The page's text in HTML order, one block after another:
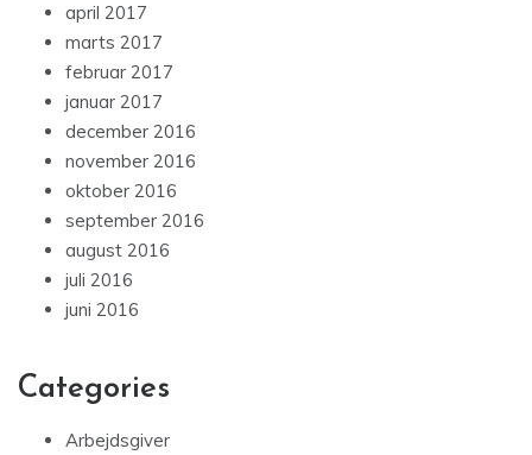
april 2017
marts 2017
februar 2017
januar 2017
december 2016
november 2016
oktober 2016
september 2016
august 2016
juli 2016
juni 2016
Categories
Arbejdsgiver